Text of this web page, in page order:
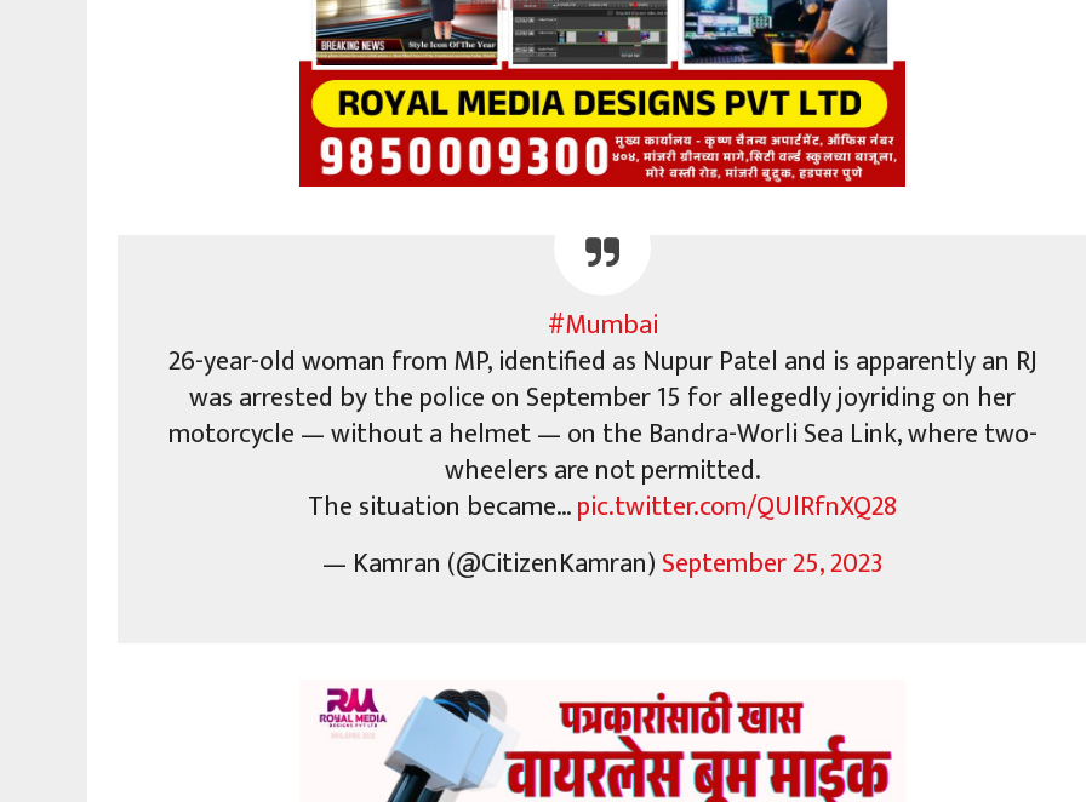
#Mumbai
26-year-old woman from MP, identified as Nupur Patel and is apparently an RJ
was arrested by the police on September 15 for allegedly joyriding on her
motorcycle — without a helmet — on the Bandra-Worli Sea Link, where two-
wheelers are not permitted.
The situation became…pic.twitter.com/QUlRfnXQ28
— Kamran (@CitizenKamran)September 25, 2023